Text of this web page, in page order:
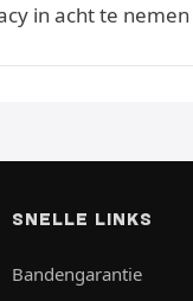
in acht te
SNELLE LINKS
Bandengarantie